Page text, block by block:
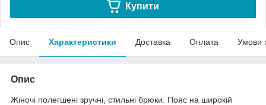
Купити
Опис Характеристики Доставка Оплата Умови
Опис
Жіночі полегшені зручні, стильні брюки. Пояс на широкій